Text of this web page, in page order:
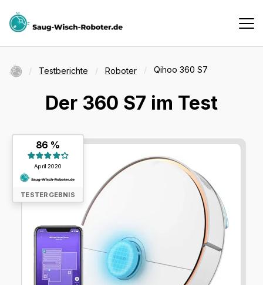
Haushaltsroboter
Testberichte
Vergleiche
Suche
StartseiteTestberichte Roboter Qihoo 360 S7
Der 360 S7 im Test
86 %
April 2020
Testergebnis:
86 %
TESTERGEBNIS